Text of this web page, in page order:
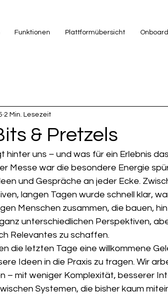
Funktionen Plattformübersicht
& Pretzels
2 Min. Lesezeit
hinter uns – und was für ein Erlebnis
Messe war die besondere Energie
und Gespräche an jeder Ecke.
langen Tagen wurde schnell klar,
Menschen zusammen, die bauen,
unterschiedlichen Perspektiven,
Relevantes zu schaffen.
die letzten Tage eine willkommene
Ideen in die Praxis zu tragen. Wir
– mit weniger Komplexität, besserer
Systemen, die bisher kaum